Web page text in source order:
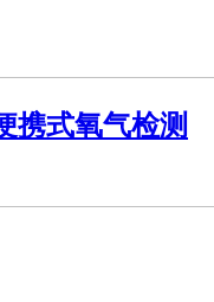
携式氧气检测